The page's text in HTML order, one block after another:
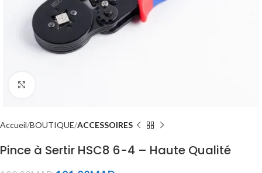
Accueil BOUTIQUE ACCESSOIRES
Pince à Sertir HSC8 6-4 – Haute Qualité